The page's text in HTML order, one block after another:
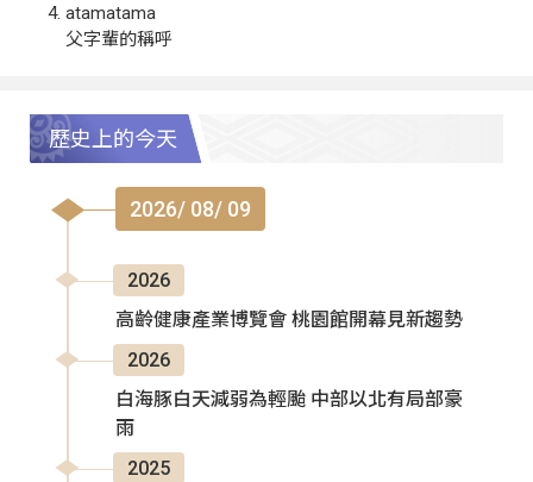
atamatama
父字輩的稱呼
歷史上的今天
2026/ 08/ 09
2026
高齡健康產業博覽會 桃園館開幕見新趨勢
2026
白海豚白天減弱為輕颱 中部以北有局部豪
雨
2025